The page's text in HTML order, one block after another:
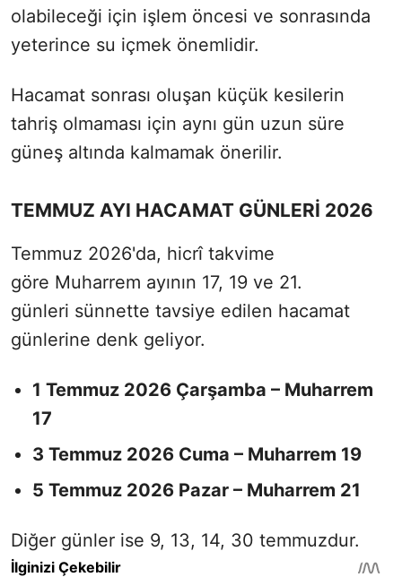
olabileceği için işlem öncesi ve sonrasında
yeterince su içmek önemlidir.
Hacamat sonrası oluşan küçük kesilerin
tahriş olmaması için aynı gün uzun süre
güneş altında kalmamak önerilir.
TEMMUZ AYI HACAMAT GÜNLERİ 2026
Temmuz 2026'da, hicrî takvime
göre Muharrem ayının 17, 19 ve 21.
günleri sünnette tavsiye edilen hacamat
günlerine denk geliyor.
1 Temmuz 2026 Çarşamba – Muharrem
17
3 Temmuz 2026 Cuma – Muharrem 19
5 Temmuz 2026 Pazar – Muharrem 21
Diğer günler ise 9, 13, 14, 30 temmuzdur.